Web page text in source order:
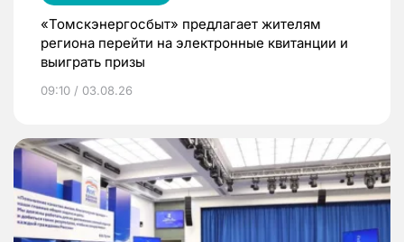
«Томскэнергосбыт» предлагает жителям
региона перейти на электронные квитанции и
выиграть призы
09:10 / 03.08.26